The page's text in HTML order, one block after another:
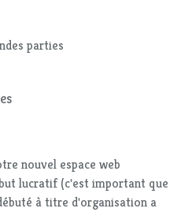
parties
nouvel espace web
lucratif (c'est important que
à titre d'organisation a